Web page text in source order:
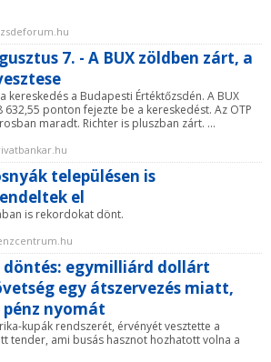
7. - A BUX zöldben zárt, a
kereskedés a Budapesti Értéktőzsdén. A BUX
ponton fejezte be a kereskedést. Az OTP
maradt. Richter is pluszban zárt. ...
településen is
el
is rekordokat dönt.
döntés: egymilliárd dollárt
egy átszervezés miatt,
nyomát
kupák rendszerét, érvényét vesztette a
tender, ami busás hasznot hozhatott volna a